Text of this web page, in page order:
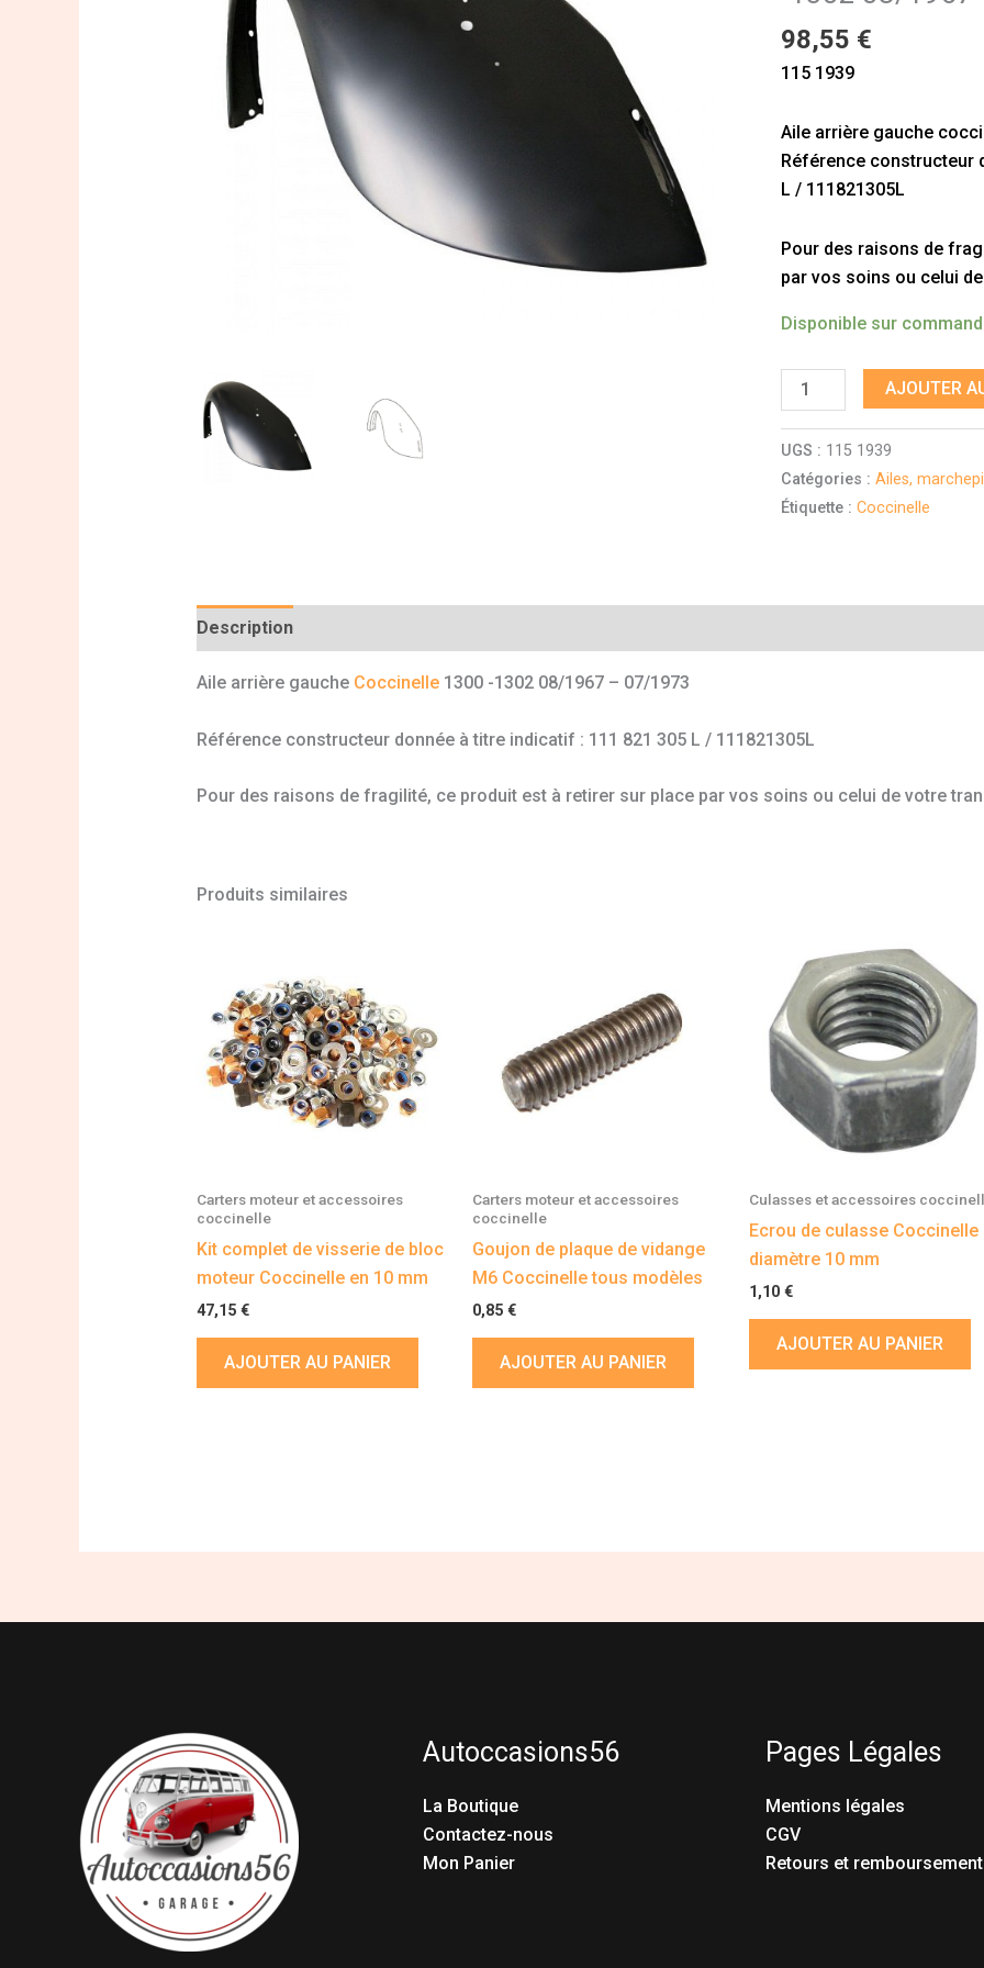
98,55 €
115 1939
Aile arrière gauche
Référence constructeur
L / 111821305L
Pour des raisons de
par vos soins ou celui
Disponible sur
08/1967
-
AJOUTER
UGS : 115 1939
Catégories :Ailes,
Étiquette :Coccinelle
Description
Aile arrière gauche Coccinelle1300 -1302 08/1967 – 07/1973
Référence constructeur donnée à titre indicatif : 111 821 305 L / 111821305L
Pour des raisons de fragilité, ce produit est à retirer sur place par vos soins ou celui de votre
Produits similaires
Carters moteur et accessoires
coccinelle
Kit complet de visserie de bloc
moteur Coccinelle en 10 mm
47,15 €
AJOUTER AU PANIER
Carters moteur et accessoires
coccinelle
Goujon de plaque de vidange
M6 Coccinelle tous modèles
0,85€
AJOUTER AU PANIER
Culasses et accessoires
Ecrou de culasse Coccinelle
diamètre 10 mm
1,10 €
AJOUTER AU PANIER
Autoccasions56
La Boutique
Contactez-nous
Mon Panier
Pages Légales
Mentions légales
CGV
Retours et